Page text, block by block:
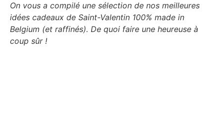
On vous a compilé une sélection de nos meilleures
idées cadeaux de Saint-Valentin 100% made in
Belgium (et raffinés). De quoi faire une heureuse à
coup sûr !